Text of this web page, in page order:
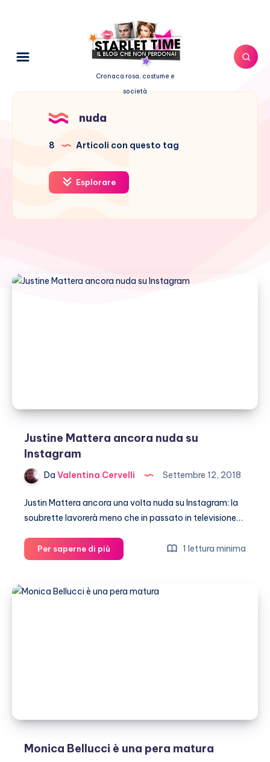
Cronaca rosa, costume e
società
nuda
8 Articoli con questo tag
Esplorare
Justine Mattera ancora nuda su
Instagram
Da Valentina Cervelli Settembre 12, 2018
Justin Mattera ancora una volta nuda su Instagram: la
soubrette lavorerà meno che in passato in televisione…
Per saperne di più
Mattera
nuda
1 lettura minima
Monica Bellucci è una pera matura